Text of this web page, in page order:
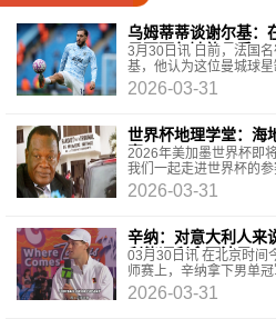
乌姆蒂蒂谈谢尔基：
是不可欠缺的品质
3月30日讯 日前，法国
基，他认为这位曼城球
熟度”。乌姆蒂蒂说：“谢
2026-03-31
世界杯地理学堂：海
家
2026年美加墨世界杯即
我们一起走进世界杯的
家，时隔52年再次闯进
2026-03-31
辛纳：对意大利人来
利能顺利拿下波黑
03月30日讯 在北京时间
师赛上，辛纳拿下男单
本周在F1分站夺冠的同
2026-03-31